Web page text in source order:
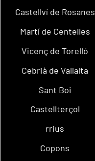
Castellví de Rosanes
Martí de Centelles
Vicenç de Torelló
Cebrià de Vallalta
Sant Boi
Castellterçol
rrius
Copons